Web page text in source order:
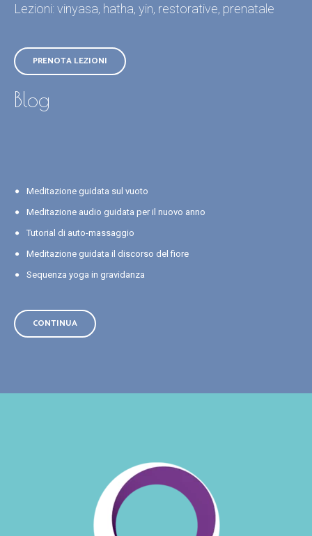
Lezioni: vinyasa, hatha, yin, restorative, prenatale
PRENOTA LEZIONI
Blog
Meditazione guidata sul vuoto
Meditazione audio guidata per il nuovo anno
Tutorial di auto-massaggio
Meditazione guidata il discorso del fiore
Sequenza yoga in gravidanza
CONTINUA